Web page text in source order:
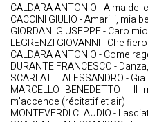
CALDARA ANTONIO - Alma del
CACCINI GIULIO - Amarilli, mia
GIORDANI GIUSEPPE - Caro
LEGRENZI GIOVANNI - Che
CALDARA ANTONIO - Come
DURANTE FRANCESCO -
SCARLATTI ALESSANDRO -
MARCELLO BENEDETTO -
m'accende (récitatif et air)
MONTEVERDI CLAUDIO -